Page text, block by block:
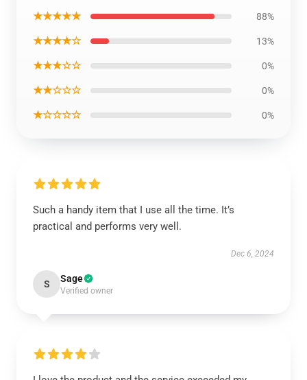
★★★★★ 88%
★★★★☆ 13%
★★★☆☆ 0%
★★☆☆☆ 0%
★☆☆☆☆ 0%
Such a handy item that I use all the time. It’s
practical and performs very well.
Dec 6, 2024
S Sage
Verified owner